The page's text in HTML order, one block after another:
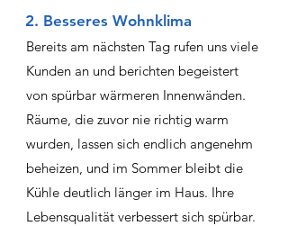
2. Besseres Wohnklima
Bereits am nächsten Tag rufen uns viele
Kunden an und berichten begeistert
von spürbar wärmeren Innenwänden.
Räume, die zuvor nie richtig warm
wurden, lassen sich endlich angenehm
beheizen, und im Sommer bleibt die
Kühle deutlich länger im Haus. Ihre
Lebensqualität verbessert sich spürbar.